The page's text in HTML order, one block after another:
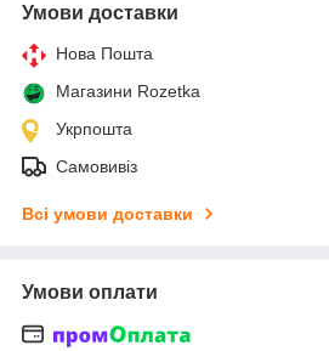
Умови доставки
Нова Пошта
Магазини Rozetka
Укрпошта
Самовивіз
Всі умови доставки
Умови оплати